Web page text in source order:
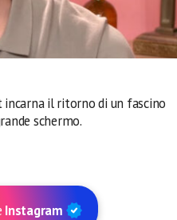
incarna il ritorno di un fascino
schermo.
Instagram